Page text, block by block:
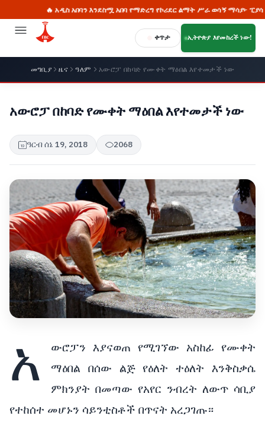
🔥 አዲስ አበባን እንደስሟ አበባ የማድረግ የኮሪደር ልማት ሥራ ወሳኝ ማሳያ፦ ፒያሳ
ቀጥታ ኢትዮጵያ እየመከረች ነው!
መግቢያ ዜና ዓለም አውሮፓ በከባድ የሙቀት ማዕበል እየተመታች ነው
አውሮፓ በከባድ የሙቀት ማዕበል እየተመታች ነው
ዓርብ ሰኔ 19, 2018 2068
አ
ውሮፓን እያናወጠ የሚገኘው አስከፊ የሙቀት
ማዕበል በሰው ልጅ የዕለት ተዕለት እንቅስቃሴ
ምክንያት በመጣው የአየር ንብረት ለውጥ ሳቢያ
የተከሰተ መሆኑን ሳይንቲስቶች በጥናት አረጋገጡ።